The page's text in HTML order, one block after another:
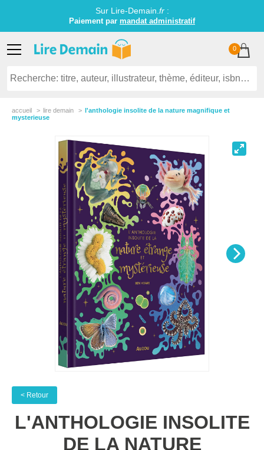
Sur Lire-Demain. fr:
Paiement par mandat administratif
0
accueil lire demain
l'anthologie insolite de la nature magnifique et
mysterieuse
< Retour
L'ANTHOLOGIE INSOLITE
DE LA NATURE